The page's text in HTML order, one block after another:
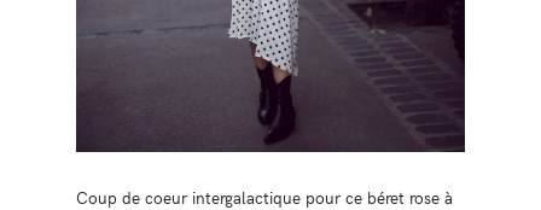
Coup de coeur intergalactique pour ce béret rose à